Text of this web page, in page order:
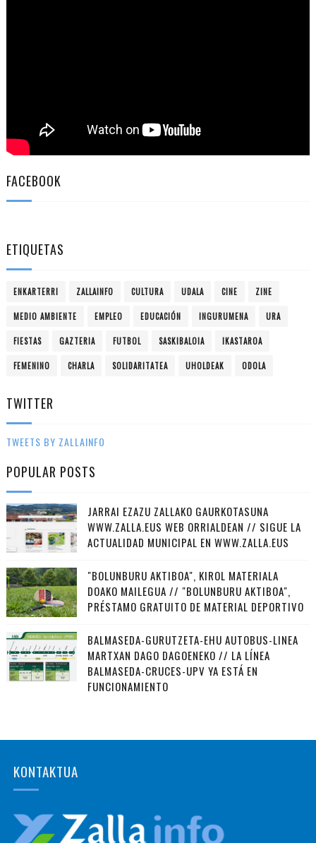
FACEBOOK
ETIQUETAS
ENKARTERRI ZALLAINFO CULTURA UDALA CINE ZINE
MEDIO AMBIENTE EMPLEO EDUCACIÓN INGURUMENA URA
FIESTAS GAZTERIA FUTBOL SASKIBALOIA IKASTAROA
FEMENINO CHARLA SOLIDARITATEA UHOLDEAK ODOLA
TWITTER
TWEETS BY ZALLAINFO
POPULAR POSTS
JARRAI EZAZU ZALLAKO GAURKOTASUNA
WWW.ZALLA.EUS WEB ORRIALDEAN // SIGUE LA
ACTUALIDAD MUNICIPAL EN WWW.ZALLA.EUS
"BOLUNBURU AKTIBOA", KIROL MATERIALA
DOAKO MAILEGUA // "BOLUNBURU AKTIBOA",
PRÉSTAMO GRATUITO DE MATERIAL DEPORTIVO
BALMASEDA-GURUTZETA-EHU AUTOBUS-LINEA
MARTXAN DAGO DAGOENEKO // LA LÍNEA
BALMASEDA-CRUCES-UPV YA ESTÁ EN
FUNCIONAMIENTO
KONTAKTUA